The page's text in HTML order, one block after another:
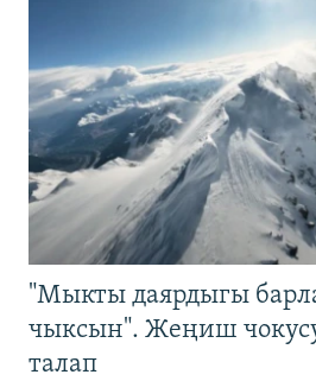
"Мыкты даярдыгы
чыксын". Жеңиш
талап